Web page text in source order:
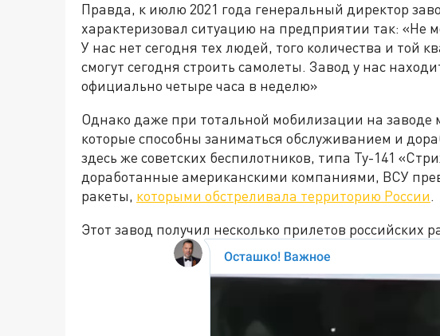
Правда, к июлю 2021 года генеральный директор
характеризовал ситуацию на предприятии так: «Не
У нас нет сегодня тех людей, того количества и той
смогут сегодня строить самолеты. Завод у нас
официально четыре часа в неделю»
Однако даже при тотальной мобилизации на заводе
которые способны заниматься обслуживанием и
здесь же советских беспилотников, типа Ту-141
доработанные американскими компаниями, ВСУ
ракеты, которыми обстреливала территорию России.
Этот завод получил несколько прилетов российских